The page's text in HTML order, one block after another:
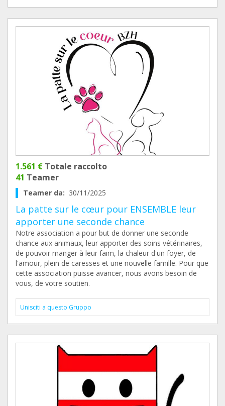
1.561 € Totale raccolto
41 Teamer
Teamer da: 30/11/2025
La patte sur le cœur pour ENSEMBLE leur
apporter une seconde chance
Notre association a pour but de donner une seconde
chance aux animaux, leur apporter des soins vétérinaires,
de pouvoir manger à leur faim, la chaleur d'un foyer, de
l'amour, plein de caresses et une nouvelle famille. Pour que
cette association puisse avancer, nous avons besoin de
vous, de votre soutien.
Unisciti a questo Gruppo